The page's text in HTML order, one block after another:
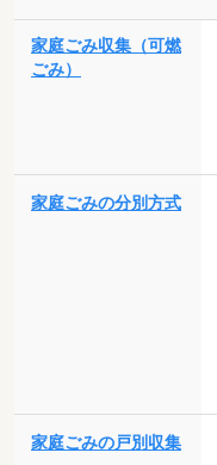
家庭ごみ収集（可燃
ごみ）
家庭ごみの分別方式
家庭ごみの戸別収集